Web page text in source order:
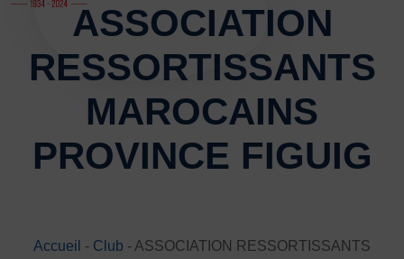
ACCUEIL
Présentation
Histoire
Fonctionnement
Ressources média
ASSOCIATION
RESSORTISSANTS
MAROCAINS
PROVINCE FIGUIG
Accueil - Club - ASSOCIATION RESSORTISSANTS